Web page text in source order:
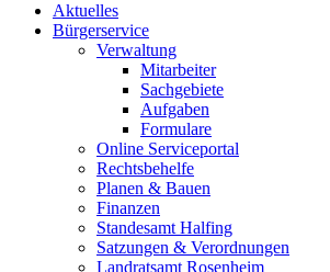
Aktuelles
Bürgerservice
Verwaltung
Mitarbeiter
Sachgebiete
Aufgaben
Formulare
Online Serviceportal
Rechtsbehelfe
Planen & Bauen
Finanzen
Standesamt Halfing
Satzungen & Verordnungen
Landratsamt Rosenheim